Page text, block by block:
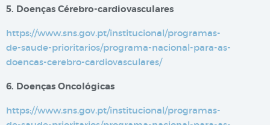
5. Doenças Cérebro-cardiovasculares
https://www.sns.gov.pt/institucional/programas-
de-saude-prioritarios/programa-nacional-para-as-
doencas-cerebro-cardiovasculares/
6. Doenças Oncológicas
https://www.sns.gov.pt/institucional/programas-